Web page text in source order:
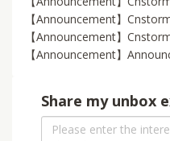
【Announcement】
【Announcement】
【Announcement】
Share my unbox